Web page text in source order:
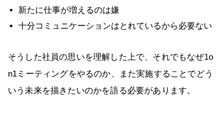
新たに仕事が増えるのは嫌
十分コミュニケーションはとれているから必要ない
そうした社員の思いを理解した上で、それでもなぜ1o
n1ミーティングをやるのか、また実施することでどう
いう未来を描きたいのかを語る必要があります。